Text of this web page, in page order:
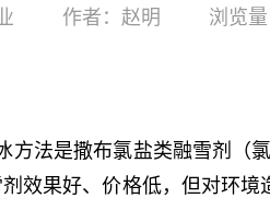
作者：赵明 浏览
法是撒布氯盐类融雪剂（
效果好、价格低，但对环